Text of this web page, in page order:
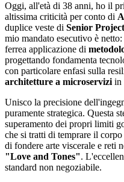
Oggi, all'età di 38 anni, ho il
altissima criticità per conto di
duplice veste di Senior
mio mandato esecutivo è
ferrea applicazione di
progettando fondamenta
con particolare enfasi sulla
architetture a microservizi in
Unisco la precisione
puramente strategica. Questa
superamento dei propri limiti
che si tratti di temprare il corpo
di fondere arte viscerale e reti
"Love and Tones".
standard non negoziabile.